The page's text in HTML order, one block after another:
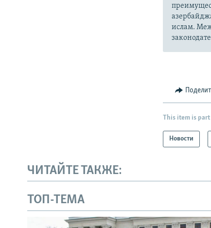
ислам.
This item is
Новости
ЧИТАЙТЕ ТАКЖЕ:
ТОП-ТЕМА